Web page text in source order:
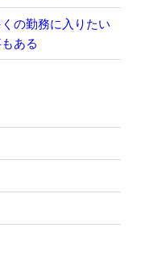
の勤務に入りたい
ある